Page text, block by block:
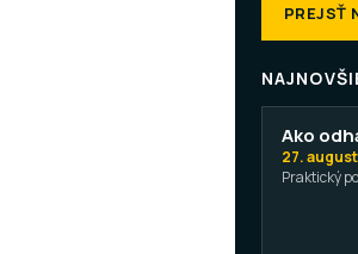
PREJSŤ
Ako
27.
Praktický